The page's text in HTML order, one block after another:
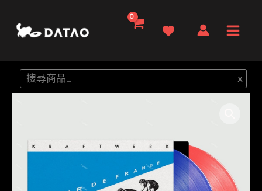
要
Menu
搜
尋
x